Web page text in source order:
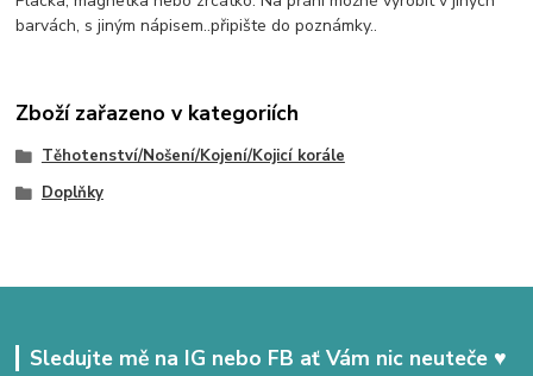
barvách, s jiným nápisem..připište do poznámky..
Zboží zařazeno v kategoriích
Těhotenství/Nošení/Kojení/Kojicí korále
Doplňky
Sledujte mě na IG nebo FB ať Vám nic neuteče ♥